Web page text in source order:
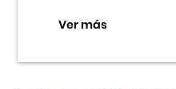
Ver más